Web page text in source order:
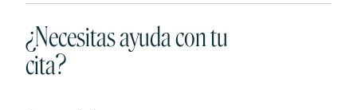
¿Necesitas ayuda con tu
cita?